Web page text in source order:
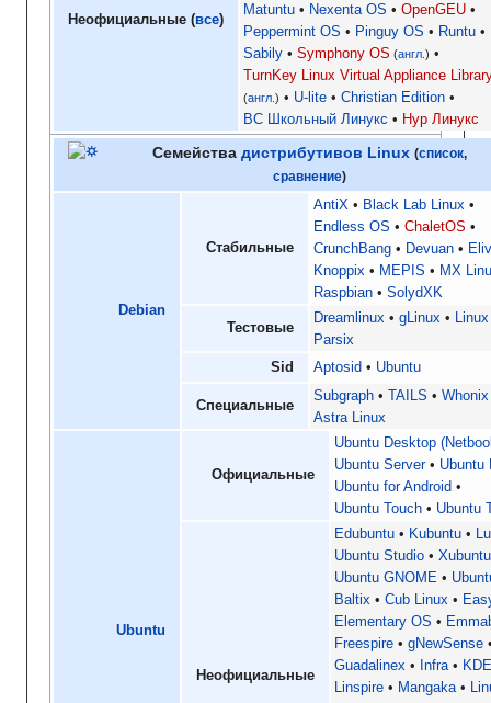
Неофициальные (все)
Matuntu
Nexenta OS
OpenGEU
Peppermint OS
Pinguy OS
Runtu
Sabily
Symphony OS (англ.)
TurnKey Linux Virtual Appliance
(англ.) U-lite
Christian Edition
ВС Школьный Линукс
Нур Линукс
Семейства дистрибутивов Linux (список,
сравнение)
Debian
Стабильные
AntiX
Black Lab Linux
Endless OS
ChaletOS
CrunchBang
Devuan
Knoppix
MEPIS
MX
Raspbian
SolydXK
Тестовые
Dreamlinux gLinux
Parsix
Sid
Aptosid Ubuntu
Специальные
Subgraph TAILS
Whonix
Astra Linux
Ubuntu
Официальные
Ubuntu Desktop
Ubuntu Server
Ubuntu
Ubuntu for Android
Ubuntu Touch
Ubuntu
Неофициальные
Edubuntu Kubuntu
Ubuntu Studio
Xubuntu
Ubuntu GNOME
Baltix
Cub Linux
Elementary OS
Freespire
gNewSense
Guadalinex
Infra
Linspire
Mangaka